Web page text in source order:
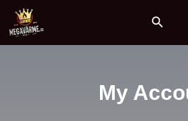
Hoppa
innehåll
Sök
My